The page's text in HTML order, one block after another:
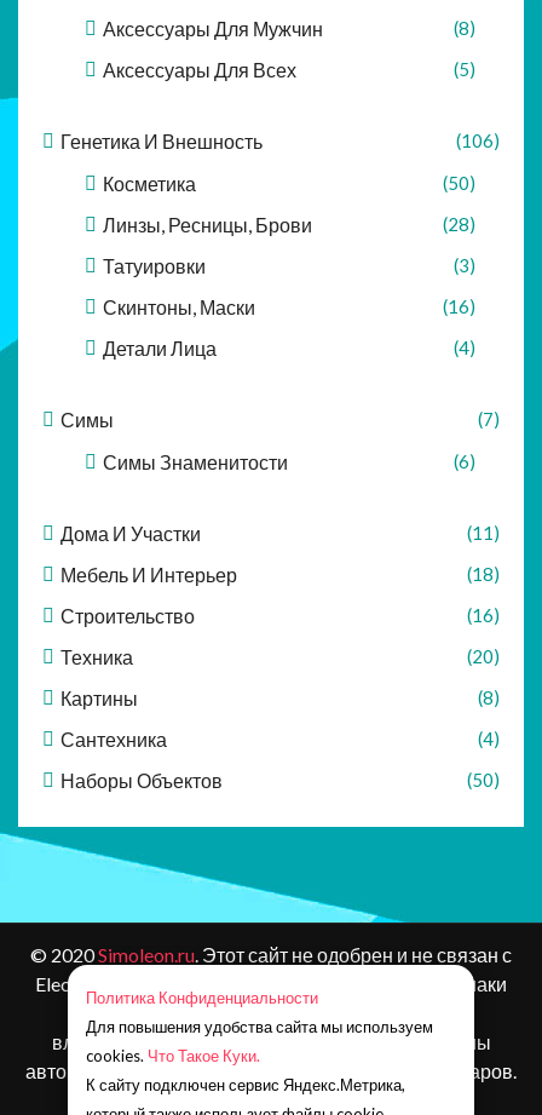
Аксессуары Для Мужчин (8)
Аксессуары Для Всех (5)
Генетика И Внешность (106)
Косметика (50)
Линзы, Ресницы, Брови (28)
Татуировки (3)
Скинтоны, Маски (16)
Детали Лица (4)
Симы (7)
Симы Знаменитости (6)
Дома И Участки (11)
Мебель И Интерьер (18)
Строительство (16)
Техника (20)
Картины (8)
Сантехника (4)
Наборы Объектов (50)
© 2020Simoleon.ru. Этот сайт не одобрен и не связан с
Electronic Arts или ее лицензиарами. Товарные знаки
являются собственностью соответствующих
владельцев. Контент и материалы игр защищены
авторским правом Electronic Arts Inc. и ее лицензиаров.
Все права защищены.
Политика Конфиденциальности
Для повышения удобства сайта мы используем
cookies. Что Такое Куки.
К сайту подключен сервис Яндекс.Метрика,